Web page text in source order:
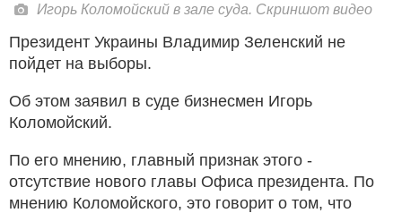
Игорь Коломойский в зале суда. Скриншот видео
Президент Украины Владимир Зеленский не
пойдет на выборы.
Об этом заявил в суде бизнесмен Игорь
Коломойский.
По его мнению, главный признак этого -
отсутствие нового главы Офиса президента. По
мнению Коломойского, это говорит о том, что